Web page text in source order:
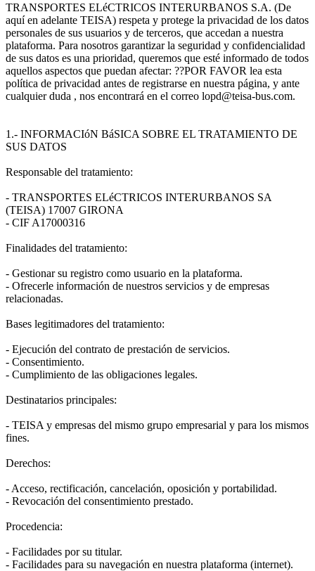
TRANSPORTES ELéCTRICOS INTERURBANOS S.A. (De
aquí en adelante TEISA) respeta y protege la privacidad de los datos
personales de sus usuarios y de terceros, que accedan a nuestra
plataforma. Para nosotros garantizar la seguridad y confidencialidad
de sus datos es una prioridad, queremos que esté informado de todos
aquellos aspectos que puedan afectar: ??POR FAVOR lea esta
política de privacidad antes de registrarse en nuestra página, y ante
cualquier duda , nos encontrará en el correo lopd@teisa-bus.com.
1.- INFORMACIóN BáSICA SOBRE EL TRATAMIENTO DE
SUS DATOS
Responsable del tratamiento:
- TRANSPORTES ELéCTRICOS INTERURBANOS SA
(TEISA) 17007 GIRONA
- CIF A17000316
Finalidades del tratamiento:
- Gestionar su registro como usuario en la plataforma.
- Ofrecerle información de nuestros servicios y de empresas
relacionadas.
Bases legitimadores del tratamiento:
- Ejecución del contrato de prestación de servicios.
- Consentimiento.
- Cumplimiento de las obligaciones legales.
Destinatarios principales:
- TEISA y empresas del mismo grupo empresarial y para los mismos
fines.
Derechos:
- Acceso, rectificación, cancelación, oposición y portabilidad.
- Revocación del consentimiento prestado.
Procedencia:
- Facilidades por su titular.
- Facilidades para su navegación en nuestra plataforma (internet).